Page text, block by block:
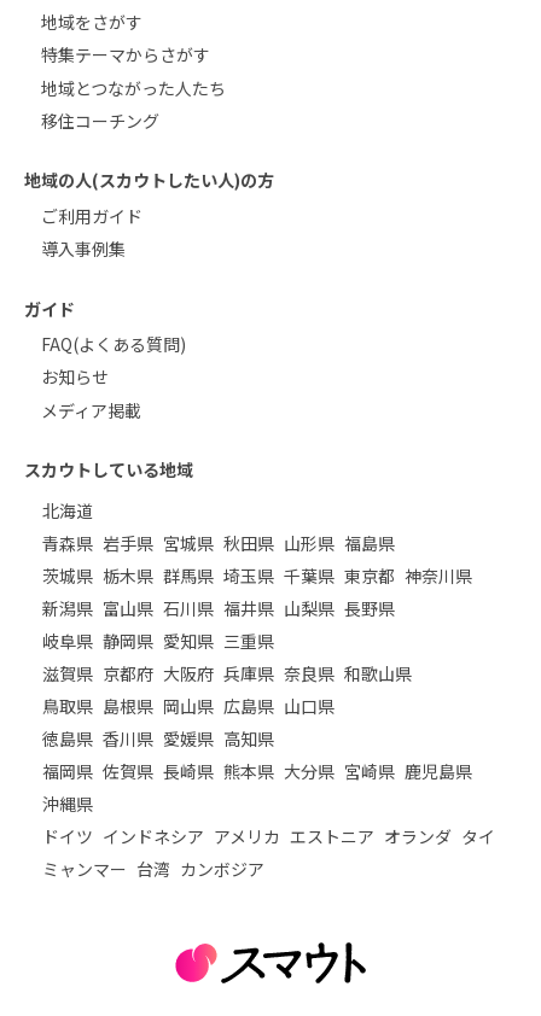
地域をさがす
特集テーマからさがす
地域とつながった人たち
移住コーチング
地域の人(スカウトしたい人)の方
ご利用ガイド
導入事例集
ガイド
FAQ(よくある質問)
お知らせ
メディア掲載
スカウトしている地域
北海道
青森県 岩手県 宮城県 秋田県 山形県 福島県
茨城県 栃木県 群馬県 埼玉県 千葉県 東京都 神奈川県
新潟県 富山県 石川県 福井県 山梨県 長野県
岐阜県 静岡県 愛知県 三重県
滋賀県 京都府 大阪府 兵庫県 奈良県 和歌山県
鳥取県 島根県 岡山県 広島県 山口県
徳島県 香川県 愛媛県 高知県
福岡県 佐賀県 長崎県 熊本県 大分県 宮崎県 鹿児島県
沖縄県
ドイツ インドネシア アメリカ エストニア オランダ タイ
ミャンマー 台湾 カンボジア